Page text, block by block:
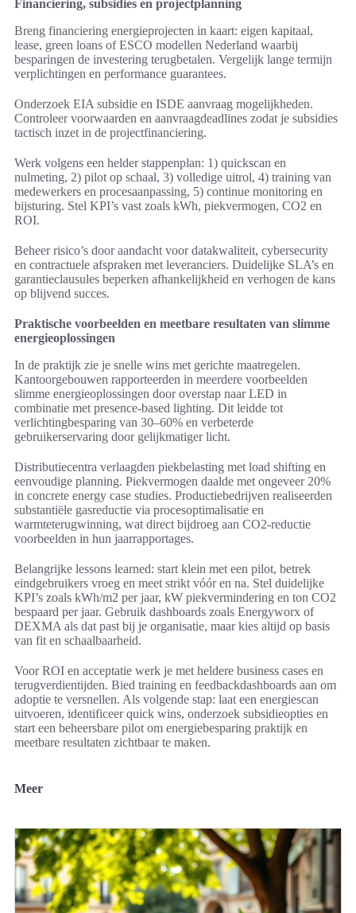
Financiering, subsidies en projectplanning
Breng financiering energieprojecten in kaart: eigen kapitaal,
lease, green loans of ESCO modellen Nederland waarbij
besparingen de investering terugbetalen. Vergelijk lange termijn
verplichtingen en performance guarantees.
Onderzoek EIA subsidie en ISDE aanvraag mogelijkheden.
Controleer voorwaarden en aanvraagdeadlines zodat je subsidies
tactisch inzet in de projectfinanciering.
Werk volgens een helder stappenplan: 1) quickscan en
nulmeting, 2) pilot op schaal, 3) volledige uitrol, 4) training van
medewerkers en procesaanpassing, 5) continue monitoring en
bijsturing. Stel KPI’s vast zoals kWh, piekvermogen, CO2 en
ROI.
Beheer risico’s door aandacht voor datakwaliteit, cybersecurity
en contractuele afspraken met leveranciers. Duidelijke SLA’s en
garantieclausules beperken afhankelijkheid en verhogen de kans
op blijvend succes.
Praktische voorbeelden en meetbare resultaten van slimme
energieoplossingen
In de praktijk zie je snelle wins met gerichte maatregelen.
Kantoorgebouwen rapporteerden in meerdere voorbeelden
slimme energieoplossingen door overstap naar LED in
combinatie met presence-based lighting. Dit leidde tot
verlichtingbesparing van 30–60% en verbeterde
gebruikerservaring door gelijkmatiger licht.
Distributiecentra verlaagden piekbelasting met load shifting en
eenvoudige planning. Piekvermogen daalde met ongeveer 20%
in concrete energy case studies. Productiebedrijven realiseerden
substantiële gasreductie via procesoptimalisatie en
warmteterugwinning, wat direct bijdroeg aan CO2-reductie
voorbeelden in hun jaarrapportages.
Belangrijke lessons learned: start klein met een pilot, betrek
eindgebruikers vroeg en meet strikt vóór en na. Stel duidelijke
KPI’s zoals kWh/m2 per jaar, kW piekvermindering en ton CO2
bespaard per jaar. Gebruik dashboards zoals Energyworx of
DEXMA als dat past bij je organisatie, maar kies altijd op basis
van fit en schaalbaarheid.
Voor ROI en acceptatie werk je met heldere business cases en
terugverdientijden. Bied training en feedbackdashboards aan om
adoptie te versnellen. Als volgende stap: laat een energiescan
uitvoeren, identificeer quick wins, onderzoek subsidieopties en
start een beheersbare pilot om energiebesparing praktijk en
meetbare resultaten zichtbaar te maken.
Meer